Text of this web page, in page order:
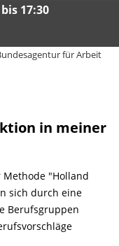
17:30
für Arbeit
in meiner
"Holland
sich durch eine
Berufsgruppen